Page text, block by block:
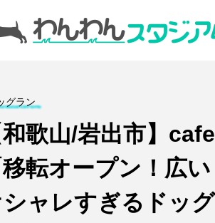
ドッグカフェ
愛犬とおでかけ (公
愛犬と旅行
グラン
和歌山/岩出市】
移転オープン！広
ャレすぎるドッ